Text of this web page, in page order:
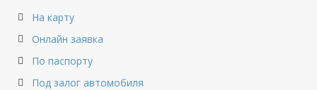
На карту
Онлайн заявка
По паспорту
Под залог автомобиля